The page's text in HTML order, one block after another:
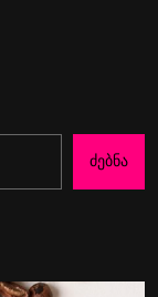
Ძებნა